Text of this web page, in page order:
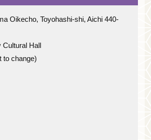
Oikecho, Toyohashi-shi, Aichi 440-
Hall
to change)